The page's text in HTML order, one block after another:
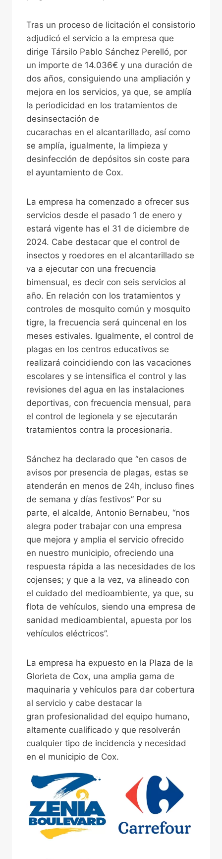
Tras un proceso de licitación el consistorio
adjudicó el servicio a la empresa que
dirige Társilo Pablo Sánchez Perelló, por
un importe de 14.036€ y una duración de
dos años, consiguiendo una ampliación y
mejora en los servicios, ya que, se amplía
la periodicidad en los tratamientos de
desinsectación de
cucarachas en el alcantarillado, así como
se amplía, igualmente, la limpieza y
desinfección de depósitos sin coste para
el ayuntamiento de Cox.
La empresa ha comenzado a ofrecer sus
servicios desde el pasado 1 de enero y
estará vigente has el 31 de diciembre de
2024. Cabe destacar que el control de
insectos y roedores en el alcantarillado se
va a ejecutar con una frecuencia
bimensual, es decir con seis servicios al
año. En relación con los tratamientos y
controles de mosquito común y mosquito
tigre, la frecuencia será quincenal en los
meses estivales. Igualmente, el control de
plagas en los centros educativos se
realizará coincidiendo con las vacaciones
escolares y se intensifica el control y las
revisiones del agua en las instalaciones
deportivas, con frecuencia mensual, para
el control de legionela y se ejecutarán
tratamientos contra la procesionaria.
Sánchez ha declarado que “en casos de
avisos por presencia de plagas, estas se
atenderán en menos de 24h, incluso fines
de semana y días festivos” Por su
parte, el alcalde, Antonio Bernabeu, “nos
alegra poder trabajar con una empresa
que mejora y amplia el servicio ofrecido
en nuestro municipio, ofreciendo una
respuesta rápida a las necesidades de los
cojenses; y que a la vez, va alineado con
el cuidado del medioambiente, ya que, su
flota de vehículos, siendo una empresa de
sanidad medioambiental, apuesta por los
vehículos eléctricos”.
La empresa ha expuesto en la Plaza de la
Glorieta de Cox, una amplia gama de
maquinaria y vehículos para dar cobertura
al servicio y cabe destacar la
gran profesionalidad del equipo humano,
altamente cualificado y que resolverán
cualquier tipo de incidencia y necesidad
en el municipio de Cox.